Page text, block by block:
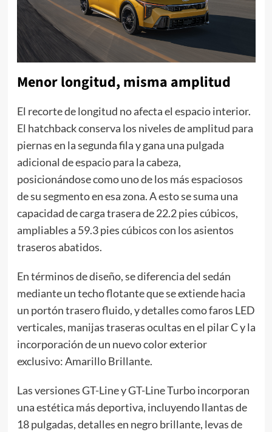
Menor longitud, misma amplitud
El recorte de longitud no afecta el espacio interior.
El hatchback conserva los niveles de amplitud para
piernas en la segunda fila y gana una pulgada
adicional de espacio para la cabeza,
posicionándose como uno de los más espaciosos
de su segmento en esa zona. A esto se suma una
capacidad de carga trasera de 22.2 pies cúbicos,
ampliables a 59.3 pies cúbicos con los asientos
traseros abatidos.
En términos de diseño, se diferencia del sedán
mediante un techo flotante que se extiende hacia
un portón trasero fluido, y detalles como faros LED
verticales, manijas traseras ocultas en el pilar C y la
incorporación de un nuevo color exterior
exclusivo: Amarillo Brillante.
Las versiones GT-Line y GT-Line Turbo incorporan
una estética más deportiva, incluyendo llantas de
18 pulgadas, detalles en negro brillante, levas de